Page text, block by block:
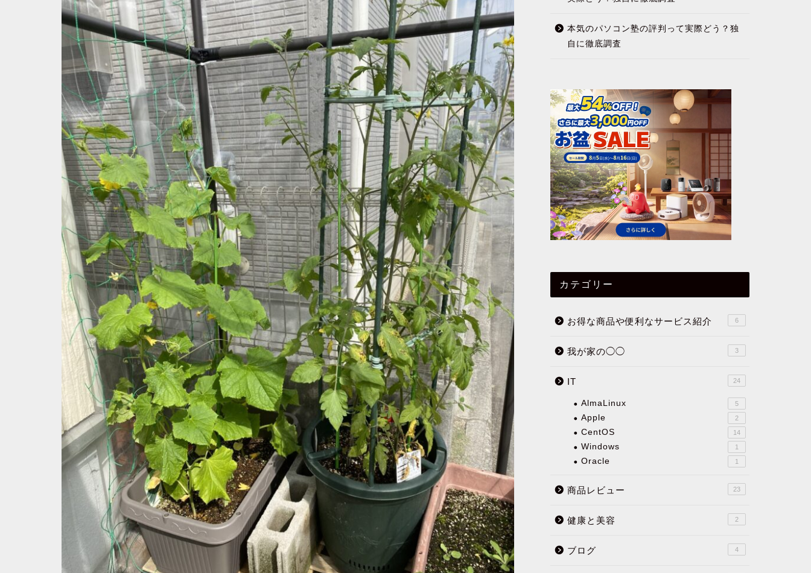
本気のパソコン塾の評判って実際どう？独
自に徹底調査
カテゴリー
お得な商品や便利なサービス紹介 6
我が家の◯◯ 3
IT 24
AlmaLinux 5
Apple 2
CentOS 14
Windows 1
Oracle 1
商品レビュー 23
健康と美容 2
ブログ 4